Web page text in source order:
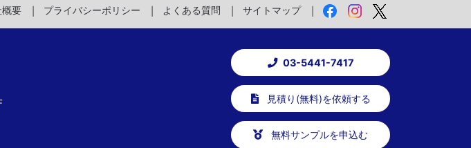
要 プライバシーポリシー よくある質問 サイトマップ
03-5441-7417
見積り(無料)を依頼する
無料サンプルを申込む